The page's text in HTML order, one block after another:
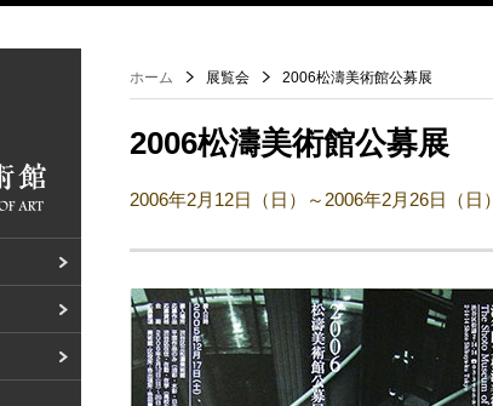
アクセス
開催中の展覧会
これからの展覧会
過去の展覧会
これからのイベント
美術教室
ホーム 展覧会 2006松濤美術館公募展
2006松濤美術館公募展
2006年2月12日（日）～2006年2月26日（日）